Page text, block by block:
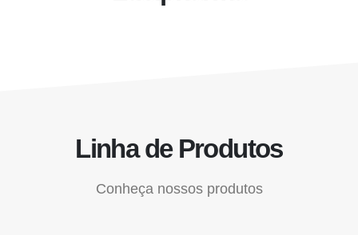
Linha de Produtos
Conheça nossos produtos